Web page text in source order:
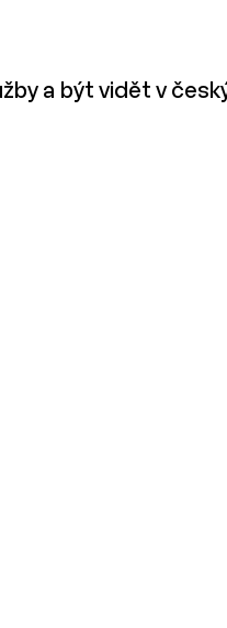
a být vidět v